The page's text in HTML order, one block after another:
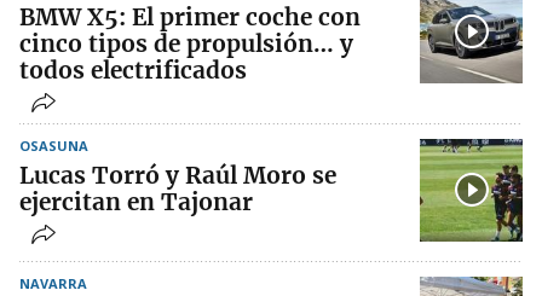
BMW X5: El primer coche con
cinco tipos de propulsión… y
todos electrificados
OSASUNA
Lucas Torró y Raúl Moro se
ejercitan en Tajonar
NAVARRA